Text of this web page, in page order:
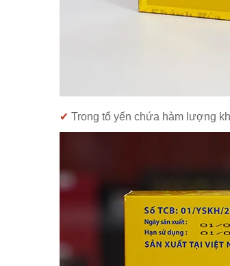
✔ Trong tổ yến chứa hàm lượng